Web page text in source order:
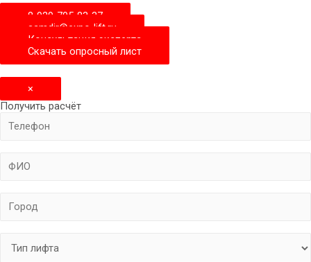
8-929-705-83-37
samdir@expo-lift.ru
Консультация эксперта
Скачать опросный лиcт
×
Получить расчёт